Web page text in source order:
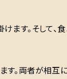
す。そして、
。両者が相互